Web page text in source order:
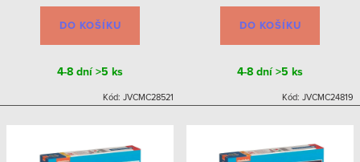
DO KOŠÍKU
4-8 dní>5 ks
Kód: JVCMC28521
DO KOŠÍKU
4-8 dní>5 ks
Kód: JVCMC24819